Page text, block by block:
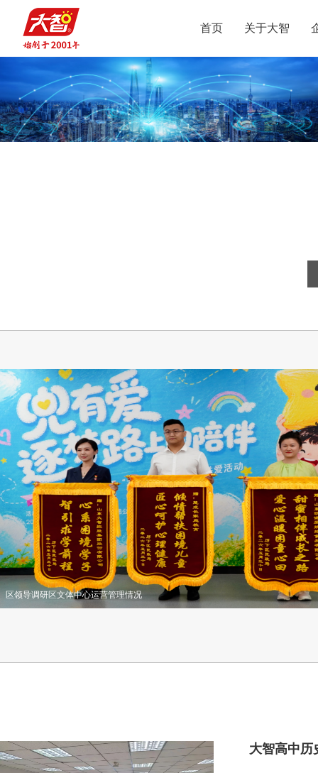
首页 关于大智
集团介绍 组织结构 名人名家 集团荣誉
大事记
定位 使命 愿景 核心价值观
升学规划 复读业务 党团服务
智惠党建 智惠团建 智惠妇联 智惠工会
智惠统战
党员公益 智学智爱 志愿之星
集团新闻 视频 媒体报道
行业动态 政策解读
沟通合作 人才引进 投诉建议
区领导调研区文体中心运营管理情况
大智高中历